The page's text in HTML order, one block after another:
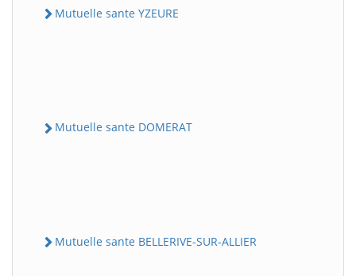
Mutuelle sante YZEURE
Mutuelle sante DOMERAT
Mutuelle sante BELLERIVE-SUR-ALLIER